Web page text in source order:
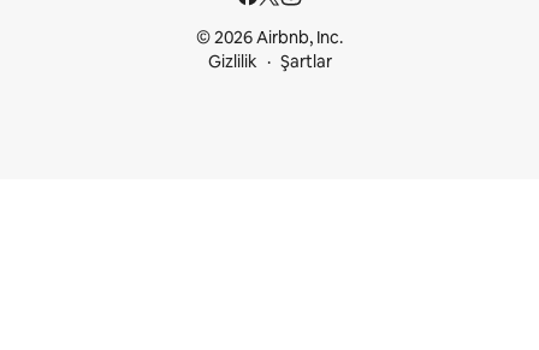
© 2026 Airbnb, Inc.
Gizlilik
Şartlar